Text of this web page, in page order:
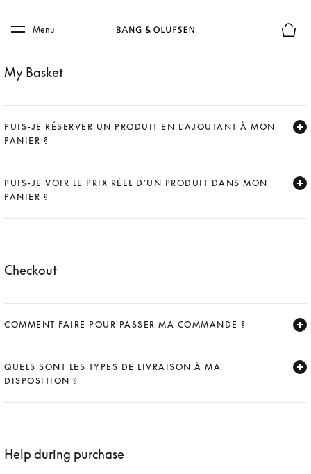
Skip to main footer
Menu
My Basket
PUIS-JE RÉSERVER UN PRODUIT EN L’AJOUTANT À MON
PANIER ?
PUIS-JE VOIR LE PRIX RÉEL D’UN PRODUIT DANS MON
PANIER ?
Checkout
COMMENT FAIRE POUR PASSER MA COMMANDE ?
QUELS SONT LES TYPES DE LIVRAISON À MA
DISPOSITION ?
Help during purchase